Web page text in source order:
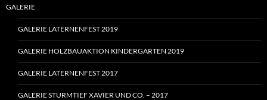
GALERIE
GALERIE LATERNENFEST 2019
GALERIE HOLZBAUAKTION KINDERGARTEN 2019
GALERIE LATERNENFEST 2017
GALERIE STURMTIEF XAVIER UND CO. – 2017